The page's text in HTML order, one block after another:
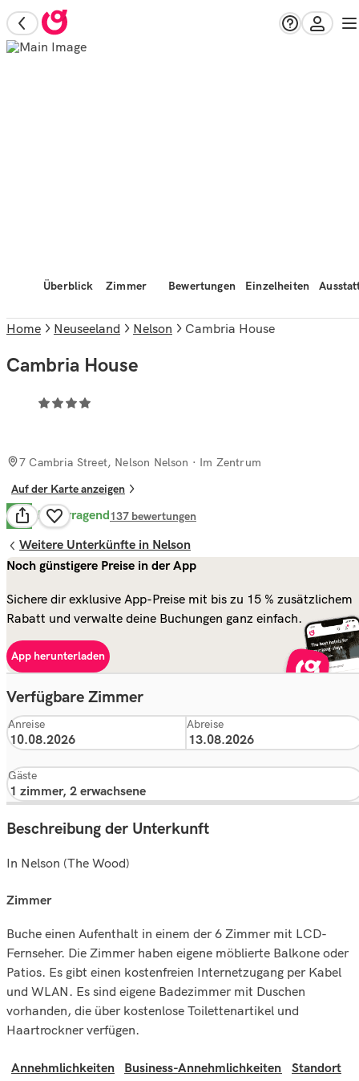
Überblick Zimmer Bewertungen Einzelheiten
Home Neuseeland Nelson Cambria House
Cambria House
7 Cambria Street, Nelson Nelson · Im Zentrum
Auf der Karte anzeigen
8.8 Hervorragend137 bewertungen
Weitere Unterkünfte in Nelson
Noch günstigere Preise in der App
Sichere dir exklusive App-Preise mit bis zu 15 % zusätzlichem
Rabatt und verwalte deine Buchungen ganz einfach.
App herunterladen
Verfügbare Zimmer
Anreise Abreise
Gäste
Beschreibung der Unterkunft
In Nelson (The Wood)
zimmer
Buche einen Aufenthalt in einem der 6 Zimmer mit LCD-
Fernseher. Die Zimmer haben eigene möblierte Balkone oder
Patios. Es gibt einen kostenfreien Internetzugang per Kabel
und WLAN. Es sind eigene Badezimmer mit Duschen
vorhanden, die über kostenlose Toilettenartikel und
Haartrockner verfügen.
Annehmlichkeiten Business-Annehmlichkeiten
Standort